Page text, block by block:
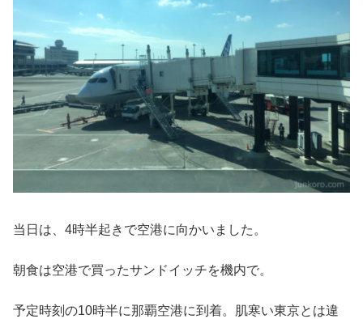
当日は、4時半起きで空港に向かいました。
朝食は空港で買ったサンドイッチを機内で。
予定時刻の10時半に那覇空港に到着。肌寒い東京とは違